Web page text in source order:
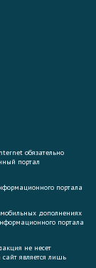
обязательно
портал
портала
дополнениях
портала
не несет
сайт является лишь